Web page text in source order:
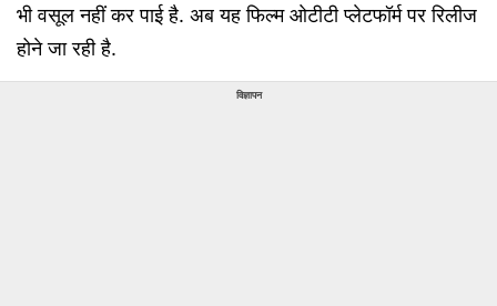
भी वसूल नहीं कर पाई है. अब यह फिल्म ओटीटी प्लेटफॉर्म पर रिलीज
होने जा रही है.
विज्ञापन